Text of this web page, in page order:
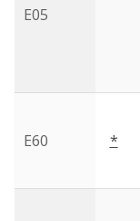
E05
E60 *